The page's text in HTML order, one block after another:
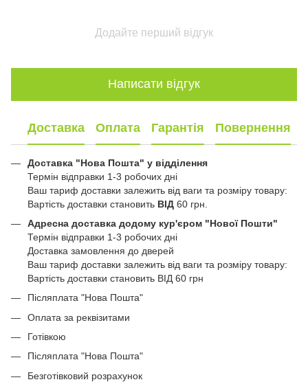
Додайте перший відгук
Написати відгук
Доставка Оплата Гарантія Повернення
Доставка "Нова Пошта" у відділення
Термін відправки 1-3 робочих дні
Ваш тариф доставки залежить від ваги та розміру товару:
Вартість доставки становить ВІД 60 грн.
Адресна доставка додому кур'єром "Нової Пошти"
Термін відправки 1-3 робочих дні
Доставка замовлення до дверей
Ваш тариф доставки залежить від ваги та розміру товару:
Вартість доставки становить ВІД 60 грн
Післяплата "Нова Пошта"
Оплата за реквізитами
Готівкою
Післяплата "Нова Пошта"
Безготівковий розрахунок